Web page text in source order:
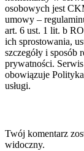
osobowych jest
umowy –
art. 6 ust. 1 lit. b
ich sprostowania,
szczegóły i
prywatności.
obowiązuje
usługi.
Twój komentarz
widoczny.